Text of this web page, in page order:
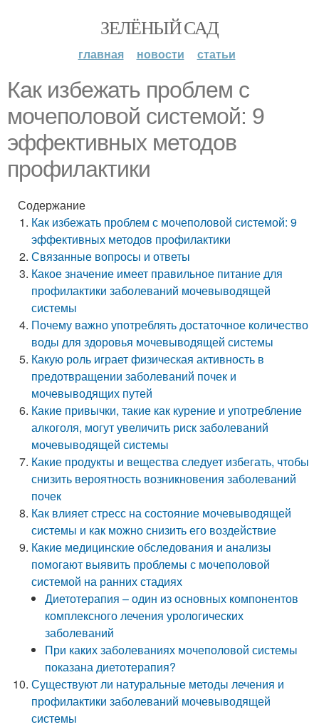
ЗЕЛЁНЫЙ САД
главная новости статьи
Как избежать проблем с
мочеполовой системой: 9
эффективных методов
профилактики
Содержание
Как избежать проблем с мочеполовой системой: 9
эффективных методов профилактики
Связанные вопросы и ответы
Какое значение имеет правильное питание для
профилактики заболеваний мочевыводящей
системы
Почему важно употреблять достаточное количество
воды для здоровья мочевыводящей системы
Какую роль играет физическая активность в
предотвращении заболеваний почек и
мочевыводящих путей
Какие привычки, такие как курение и употребление
алкоголя, могут увеличить риск заболеваний
мочевыводящей системы
Какие продукты и вещества следует избегать, чтобы
снизить вероятность возникновения заболеваний
почек
Как влияет стресс на состояние мочевыводящей
системы и как можно снизить его воздействие
Какие медицинские обследования и анализы
помогают выявить проблемы с мочеполовой
системой на ранних стадиях
Диетотерапия – один из основных компонентов
комплексного лечения урологических
заболеваний
При каких заболеваниях мочеполовой системы
показана диетотерапия?
Существуют ли натуральные методы лечения и
профилактики заболеваний мочевыводящей
системы